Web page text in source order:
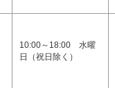
10:00～18:00 水曜
日（祝日除く）